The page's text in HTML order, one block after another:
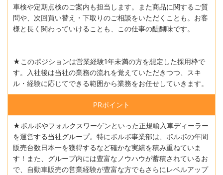
車検や定期点検のご案内も担当します。また商品に関するご質
問や、次回買い替え・下取りのご相談をいただくことも。お客
様と長く関わっていけることも、この仕事の醍醐味です。
★このポジションは営業経験1年未満の方を想定した採用枠で
す。入社後は当社の業務の流れを覚えていただきつつ、スキ
ル・経験に応じてできる範囲から業務をお任せしていきます。
PRポイント
★ボルボやフォルクスワーゲンといった正規輸入車ディーラー
を運営する当社グループ。特にボルボ事業部は、ボルボの年間
販売台数日本一を獲得するなど確かな実績を積み重ねていま
す！また、グループ内には豊富なノウハウが蓄積されているお
で、自動車販売の営業経験が豊富な方でもさらにレベルアップ